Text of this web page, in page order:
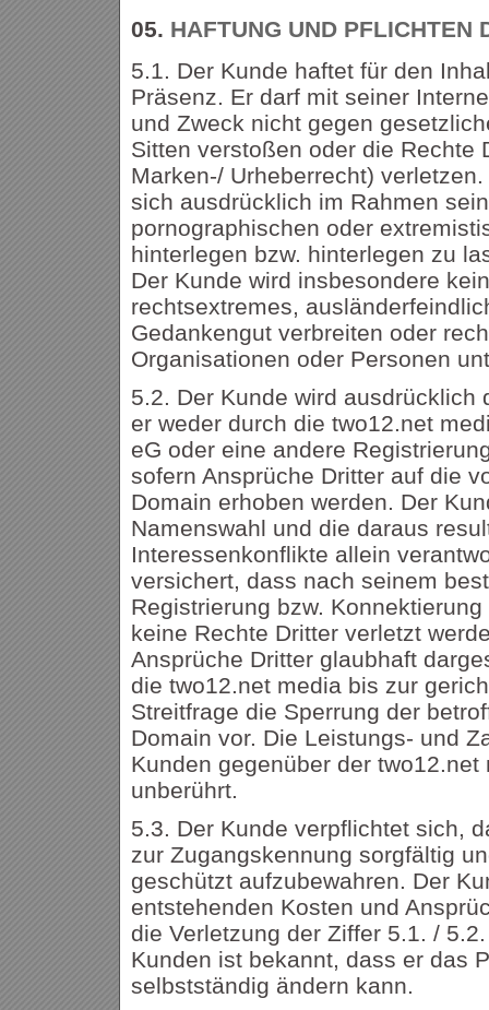
05. HAFTUNG UND PFLICHTEN
5.1. Der Kunde haftet für den
Präsenz. Er darf mit seiner
und Zweck nicht gegen
Sitten verstoßen oder die Rechte
Marken-/ Urheberrecht)
sich ausdrücklich im Rahmen
pornographischen oder
hinterlegen bzw. hinterlegen zu
Der Kunde wird insbesondere
rechtsextremes,
Gedankengut verbreiten oder
Organisationen oder Personen
5.2. Der Kunde wird ausdrücklich
er weder durch die two12.net
eG oder eine andere
sofern Ansprüche Dritter auf die
Domain erhoben werden. Der
Namenswahl und die daraus
Interessenkonflikte allein
versichert, dass nach seinem
Registrierung bzw.
keine Rechte Dritter verletzt
Ansprüche Dritter glaubhaft
die two12.net media bis zur
Streitfrage die Sperrung der
Domain vor. Die Leistungs- und
Kunden gegenüber der
unberührt.
5.3. Der Kunde verpflichtet sich,
zur Zugangskennung sorgfältig
geschützt aufzubewahren. Der
entstehenden Kosten und
die Verletzung der Ziffer 5.1. /
Kunden ist bekannt, dass er das
selbstständig ändern kann.